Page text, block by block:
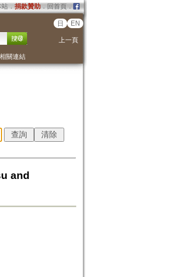
站． 捐款贊助．回首頁．
日 EN
上一頁
相關連結
and